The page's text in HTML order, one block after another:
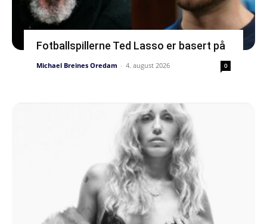
Fotballspillerne Ted Lasso er basert på
Michael Breines Oredam - 4. august 2026 0